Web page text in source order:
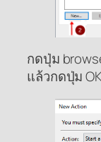
กดปุ่ม
แล้วกดปุ่ม